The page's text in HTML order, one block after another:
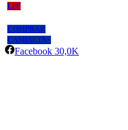
LPF
COMPRAR
CAMISETAS
Facebook 30,0K